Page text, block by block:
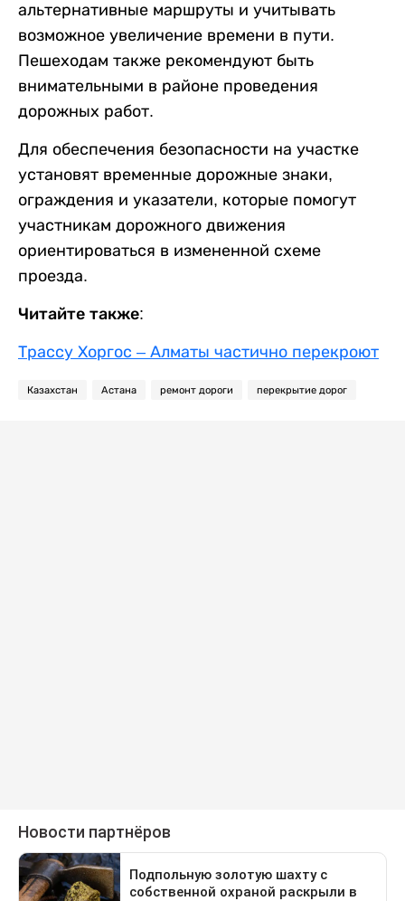
альтернативные маршруты и учитывать
возможное увеличение времени в пути.
Пешеходам также рекомендуют быть
внимательными в районе проведения
дорожных работ.
Для обеспечения безопасности на участке
установят временные дорожные знаки,
ограждения и указатели, которые помогут
участникам дорожного движения
ориентироваться в измененной схеме
проезда.
Читайте также:
Трассу Хоргос – Алматы частично перекроют
Казахстан Астана ремонт дороги перекрытие дорог